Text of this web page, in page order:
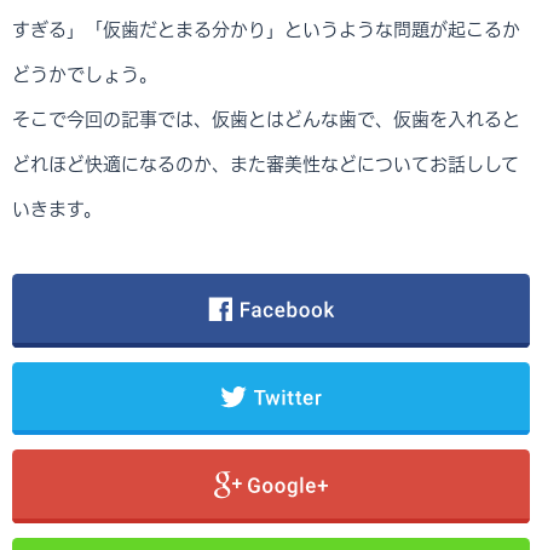
すぎる」「仮歯だとまる分かり」というような問題が起こるか
どうかでしょう。
そこで今回の記事では、仮歯とはどんな歯で、仮歯を入れると
どれほど快適になるのか、また審美性などについてお話しして
いきます。